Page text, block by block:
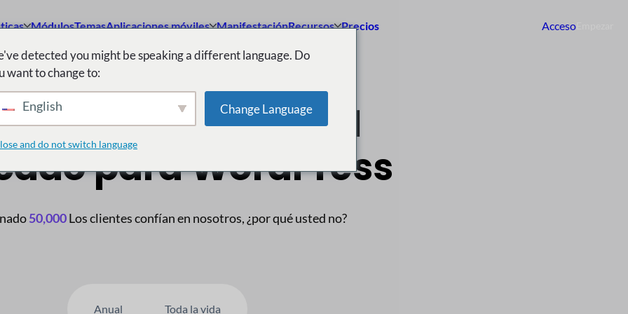
MódulosTemasAplicaciones móviles ManifestaciónRecursos Precios Acceso
n.º 1
para WordPress
50,000Los clientes confían en nosotros, ¿por qué usted no?
Anual Toda la vida
detected you might be speaking a different language. Do
want to change to:
English Change Language
and do not switch language